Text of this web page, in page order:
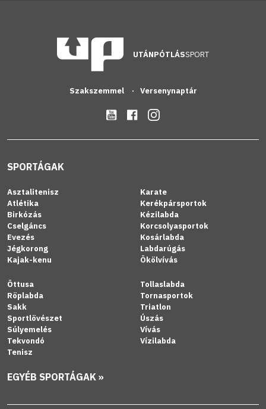
UTÁNPÓTLÁSSPORT
Szakszemmel Versenynaptár
SPORTÁGAK
Asztalitenisz
Atlétika
Birkózás
Cselgáncs
Evezés
Jégkorong
Kajak-kenu
Karate
Kerékpársportok
Kézilabda
Korcsolyasportok
Kosárlabda
Labdarúgás
Ökölvívás
Öttusa
Röplabda
Sakk
Sportlövészet
Súlyemelés
Tekvondó
Tenisz
Tollaslabda
Tornasportok
Triatlon
Úszás
Vívás
Vízilabda
EGYÉB SPORTÁGAK »